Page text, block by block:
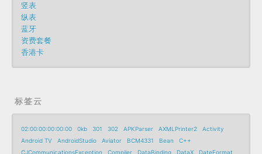
竖表
纵表
蓝牙
资费套餐
香港卡
标签云
02:00:00:00:00:00 0kb 301 302 APKParser AXMLPrinter2
Activity
Android TV
AndroidStudio Aviator BCM4331 Bean
C++
CJCommunicationsException
Compiler DataBinding DataX
DateFormat